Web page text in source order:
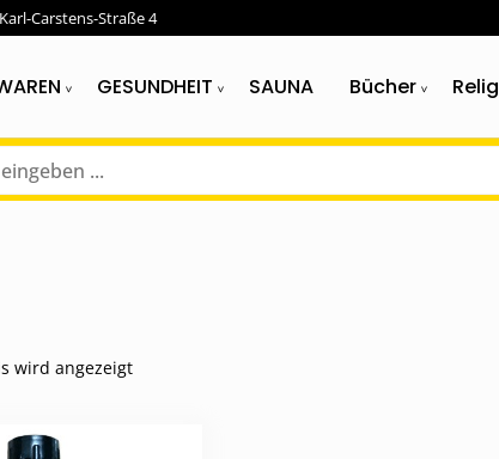
Karl-Carstens-Straße 4
GESUNDHEIT SAUNA Bücher
wird angezeigt